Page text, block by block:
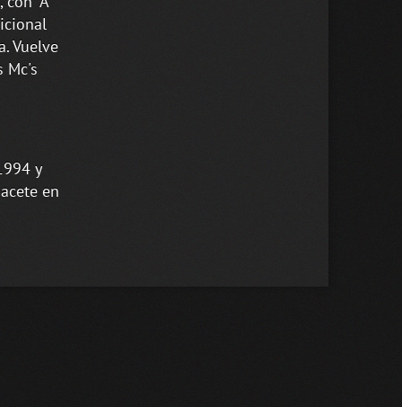
Vuelve
Mc's
y
en